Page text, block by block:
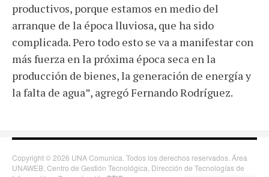
productivos, porque estamos en medio del
arranque de la época lluviosa, que ha sido
complicada. Pero todo esto se va a manifestar con
más fuerza en la próxima época seca en la
producción de bienes, la generación de energía y
la falta de agua”, agregó Fernando Rodríguez.
Copyright © 2026 UNA Comunica. Todos los derechos reservados. Área
UNAWEB, Centro de Gestión Tecnológica, Dirección de Tecnologías de